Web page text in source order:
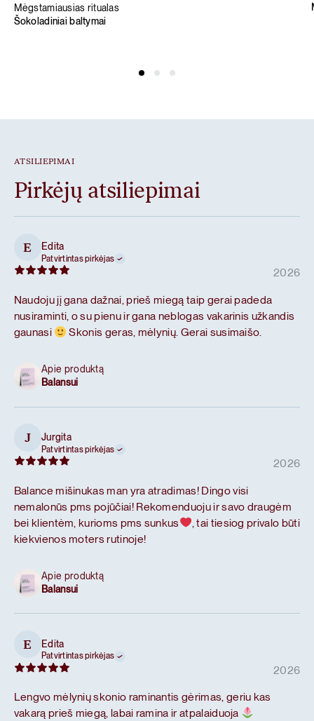
Mėgstamiausias ritualas
Šokoladiniai baltymai
ATSILIEPIMAI
Pirkėjų atsiliepimai
E Edita
Patvirtintas pirkėjas
2026
Naudoju jį gana dažnai, prieš miegą taip gerai padeda
nusiraminti, o su pienu ir gana neblogas vakarinis užkandis
gaunasi
Skonis geras, mėlynių. Gerai susimaišo.
Apie produktą
Balansui
J Jurgita
Patvirtintas pirkėjas
2026
Balance mišinukas man yra atradimas! Dingo visi
nemalonūs pms pojūčiai! Rekomenduoju ir savo draugėm
bei klientėm, kurioms pms sunkus
, tai tiesiog privalo būti
kiekvienos moters rutinoje!
Apie produktą
Balansui
E Edita
Patvirtintas pirkėjas
2026
Lengvo mėlynių skonio raminantis gėrimas, geriu kas
vakarą prieš miegą, labai ramina ir atpalaiduoja